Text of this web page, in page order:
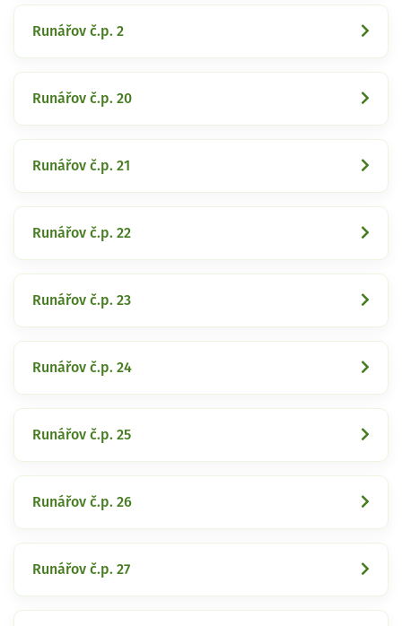
Runářov č.p. 2
Runářov č.p. 20
Runářov č.p. 21
Runářov č.p. 22
Runářov č.p. 23
Runářov č.p. 24
Runářov č.p. 25
Runářov č.p. 26
Runářov č.p. 27